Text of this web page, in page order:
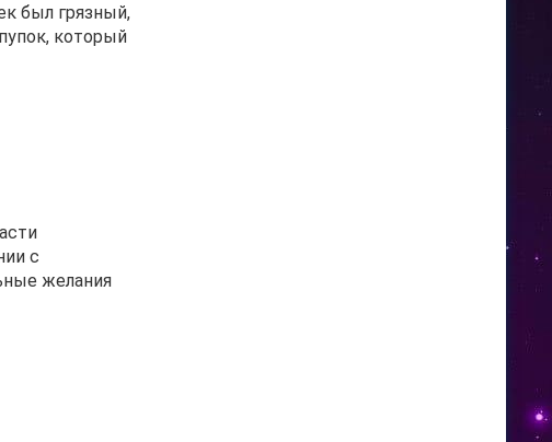
был грязный,
который
с
желания